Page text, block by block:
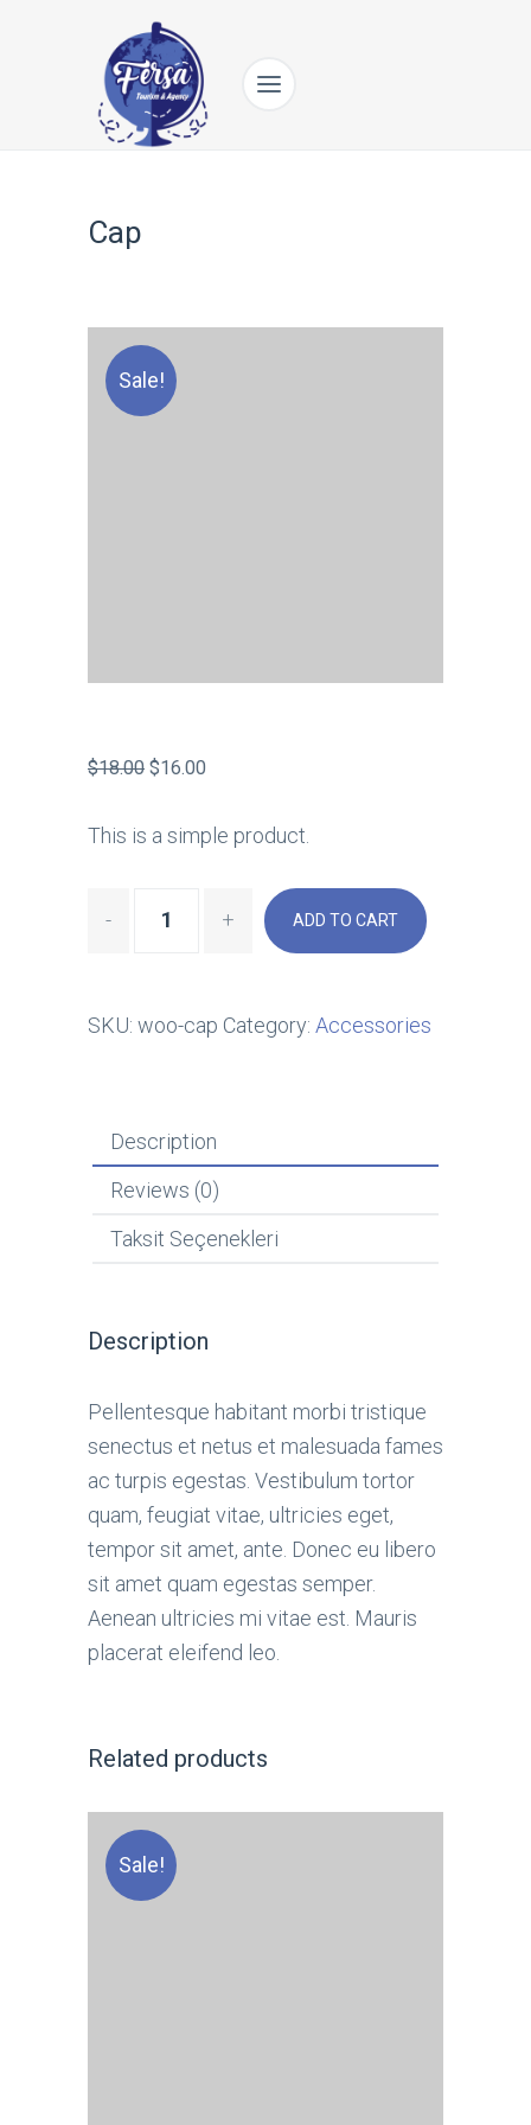
Cap
Sale!
$18.00 $16.00
This is a simple product.
ADD TO CART
SKU: woo-cap Category: Accessories
Description
Reviews (0)
Taksit Seçenekleri
Description
Pellentesque habitant morbi tristique
senectus et netus et malesuada fames
ac turpis egestas. Vestibulum tortor
quam, feugiat vitae, ultricies eget,
tempor sit amet, ante. Donec eu libero
sit amet quam egestas semper.
Aenean ultricies mi vitae est. Mauris
placerat eleifend leo.
Related products
Sale!